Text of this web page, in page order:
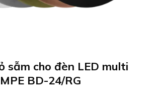
sẫm cho đèn LED multi
BD-24/RG